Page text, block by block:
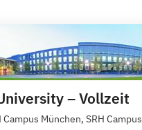
– Vollzeit
Campus München, SRH Campus